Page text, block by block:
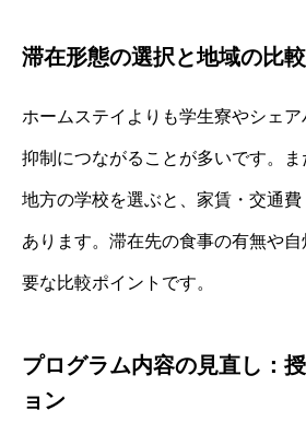
滞在形態の選択と地域の比較
ホームステイよりも学生寮やシェア
抑制につながることが多いです。
地方の学校を選ぶと、家賃・交通
あります。滞在先の食事の有無や
要な比較ポイントです。
プログラム内容の見直し：
ョン